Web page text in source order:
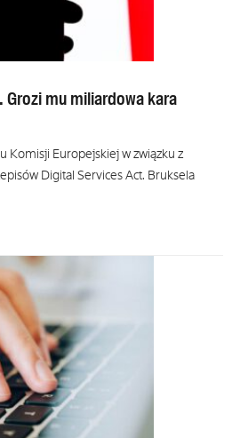
Grozi mu miliardowa kara
Komisji Europejskiej w związku z
Digital Services Act. Bruksela